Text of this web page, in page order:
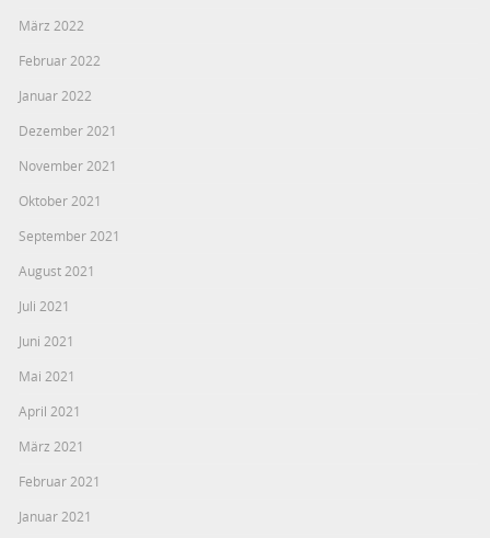
März 2022
Februar 2022
Januar 2022
Dezember 2021
November 2021
Oktober 2021
September 2021
August 2021
Juli 2021
Juni 2021
Mai 2021
April 2021
März 2021
Februar 2021
Januar 2021